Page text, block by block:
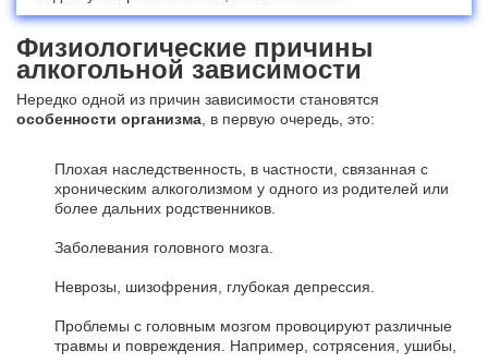
Физиологические причины
алкогольной зависимости
Нередко одной из причин зависимости становятся
особенности организма , в первую очередь, это:
Плохая наследственность, в частности, связанная с
хроническим алкоголизмом у одного из родителей или
более дальних родственников.
Заболевания головного мозга.
Неврозы, шизофрения, глубокая депрессия.
Проблемы с головным мозгом провоцируют различные
травмы и повреждения. Например, сотрясения, ушибы,